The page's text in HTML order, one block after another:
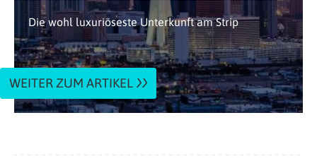
Die wohl luxuriöseste Unterkunft am Strip
WEITER ZUM ARTIKEL